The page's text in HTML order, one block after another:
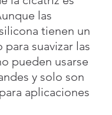
las
tienen un
suavizar las
pueden usarse
y solo son
aplicaciones